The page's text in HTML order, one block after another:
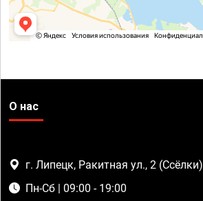
О нас
г. Липецк, Ракитная ул., 2 (Ссёлки)
Пн-Сб | 09:00 - 19:00